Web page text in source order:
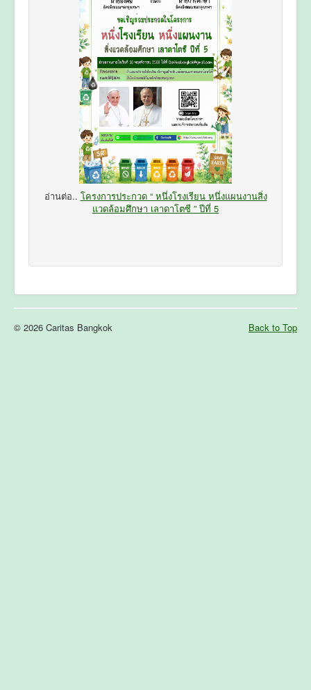
อ่านต่อ.. โครงการประกวด “ หนึ่งโรงเรียน หนึ่งแผนงานสิ่ง
แวดล้อมศึกษา เลาดาโตซี ” ปีที่ 5
Back to Top
© 2026 Caritas Bangkok